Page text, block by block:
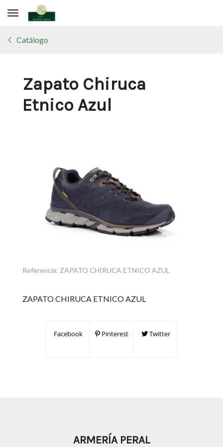
Toggle navigation
Catálogo
Zapato Chiruca
Etnico Azul
Referencia: ZAPATO CHIRUCA ETNICO AZUL
ZAPATO CHIRUCA ETNICO AZUL
Facebook Pinterest Twitter
ARMERÍA PERAL